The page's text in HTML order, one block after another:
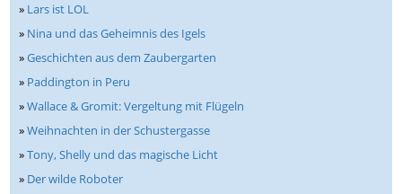
» Lars ist LOL
» Nina und das Geheimnis des Igels
»Geschichten aus dem Zaubergarten
» Paddington in Peru
»Wallace & Gromit: Vergeltung mit Flügeln
»Weihnachten in der Schustergasse
»Tony, Shelly und das magische Licht
» Der wilde Roboter